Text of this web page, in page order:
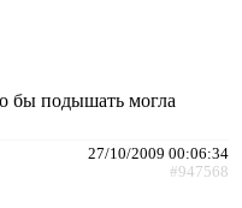
бы подышать могла
27/10/2009 00:06:34
#947568